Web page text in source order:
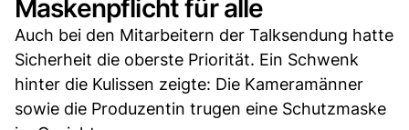
Maskenpflicht für alle
Auch bei den Mitarbeitern der Talksendung hatte
Sicherheit die oberste Priorität. Ein Schwenk
hinter die Kulissen zeigte: Die Kameramänner
sowie die Produzentin trugen eine Schutzmaske